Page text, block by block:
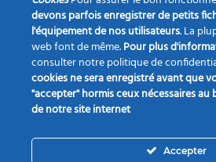
devons parfois enregistrer de petits
l'équipement de nos utilisateurs. La
web font de même.Pour plus
consulter notre politique de
cookies ne sera enregistré avant que
"accepter" hormis ceux nécessaires
de notre site internet
Accepter